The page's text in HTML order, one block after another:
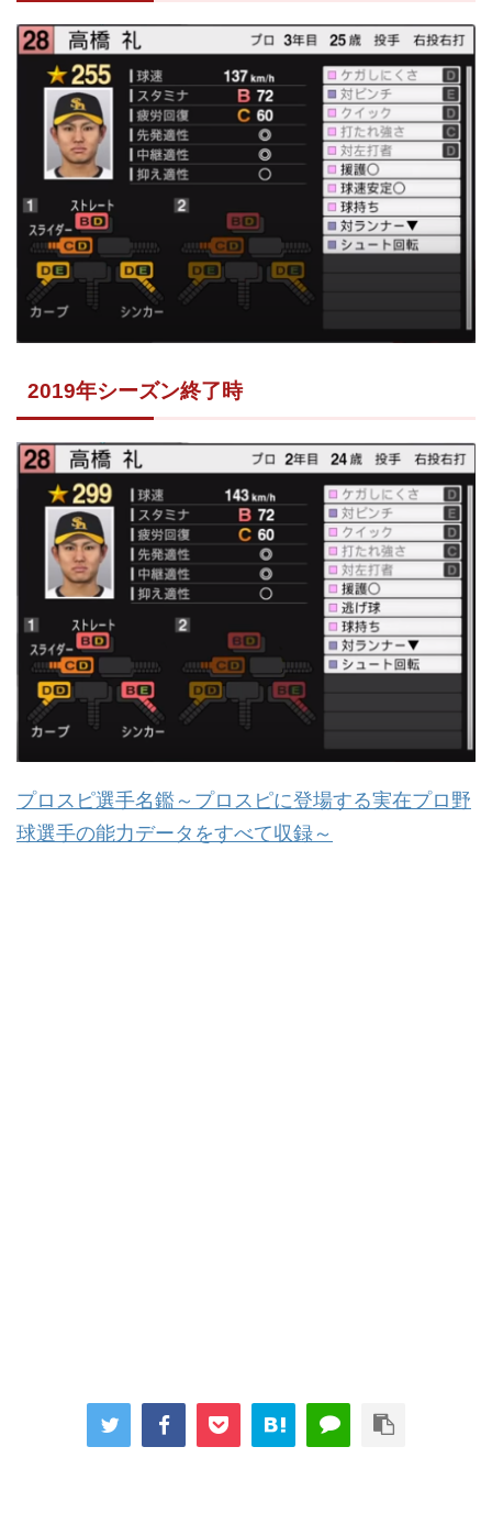
2019年シーズン終了時
プロスピ選手名鑑～プロスピに登場する実在プロ野
球選手の能力データをすべて収録～